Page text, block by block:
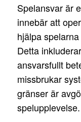
Spelansvar är
innebär att
hjälpa
Detta
ansvarsfullt
missbrukar
gränser är
spelupplevelse.